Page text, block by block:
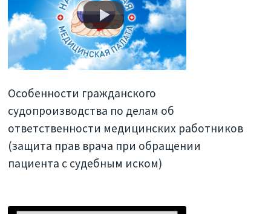
Особенности гражданского
судопроизводства по делам об
ответственности медицинских работников
(защита прав врача при обращении
пациента с судебным иском)